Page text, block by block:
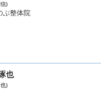
)
ぶ整体院
也
)